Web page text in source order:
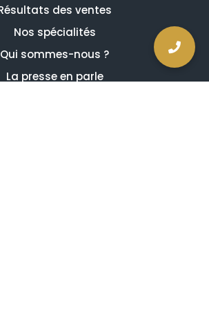
des ventes
Nos spécialités
Qui sommes-nous ?
La presse en parle